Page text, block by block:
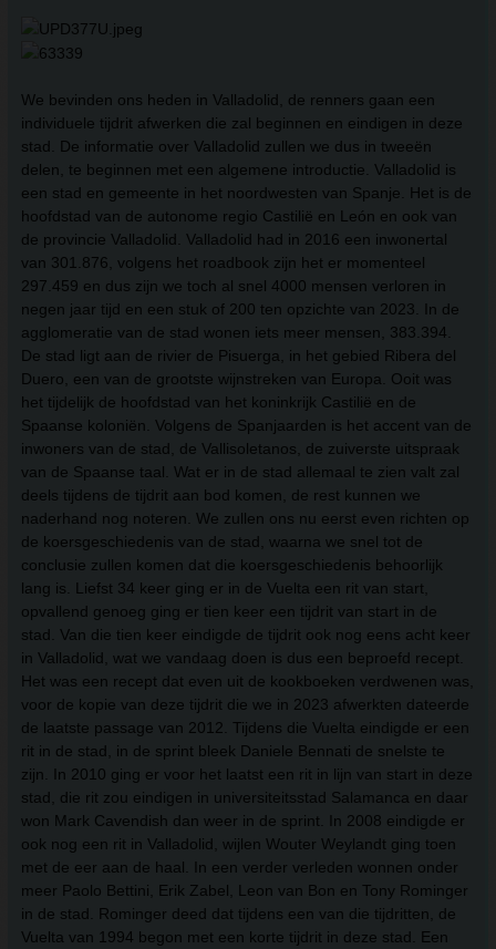
We bevinden ons heden in Valladolid, de renners gaan een
individuele tijdrit afwerken die zal beginnen en eindigen in deze
stad. De informatie over Valladolid zullen we dus in tweeën
delen, te beginnen met een algemene introductie. Valladolid is
een stad en gemeente in het noordwesten van Spanje. Het is de
hoofdstad van de autonome regio Castilië en León en ook van
de provincie Valladolid. Valladolid had in 2016 een inwonertal
van 301.876, volgens het roadbook zijn het er momenteel
297.459 en dus zijn we toch al snel 4000 mensen verloren in
negen jaar tijd en een stuk of 200 ten opzichte van 2023. In de
agglomeratie van de stad wonen iets meer mensen, 383.394.
De stad ligt aan de rivier de Pisuerga, in het gebied Ribera del
Duero, een van de grootste wijnstreken van Europa. Ooit was
het tijdelijk de hoofdstad van het koninkrijk Castilië en de
Spaanse koloniën. Volgens de Spanjaarden is het accent van de
inwoners van de stad, de Vallisoletanos, de zuiverste uitspraak
van de Spaanse taal. Wat er in de stad allemaal te zien valt zal
deels tijdens de tijdrit aan bod komen, de rest kunnen we
naderhand nog noteren. We zullen ons nu eerst even richten op
de koersgeschiedenis van de stad, waarna we snel tot de
conclusie zullen komen dat die koersgeschiedenis behoorlijk
lang is. Liefst 34 keer ging er in de Vuelta een rit van start,
opvallend genoeg ging er tien keer een tijdrit van start in de
stad. Van die tien keer eindigde de tijdrit ook nog eens acht keer
in Valladolid, wat we vandaag doen is dus een beproefd recept.
Het was een recept dat even uit de kookboeken verdwenen was,
voor de kopie van deze tijdrit die we in 2023 afwerkten dateerde
de laatste passage van 2012. Tijdens die Vuelta eindigde er een
rit in de stad, in de sprint bleek Daniele Bennati de snelste te
zijn. In 2010 ging er voor het laatst een rit in lijn van start in deze
stad, die rit zou eindigen in universiteitsstad Salamanca en daar
won Mark Cavendish dan weer in de sprint. In 2008 eindigde er
ook nog een rit in Valladolid, wijlen Wouter Weylandt ging toen
met de eer aan de haal. In een verder verleden wonnen onder
meer Paolo Bettini, Erik Zabel, Leon van Bon en Tony Rominger
in de stad. Rominger deed dat tijdens een van die tijdritten, de
Vuelta van 1994 begon met een korte tijdrit in deze stad. Een